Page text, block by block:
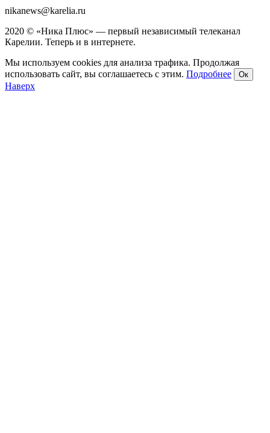
nikanews@karelia.ru
2020 © «Ника Плюс» — первый независимый телеканал
Карелии. Теперь и в интернете.
Мы используем cookies для анализа трафика. Продолжая
использовать сайт, вы соглашаетесь с этим. Подробнее Ок
Наверх